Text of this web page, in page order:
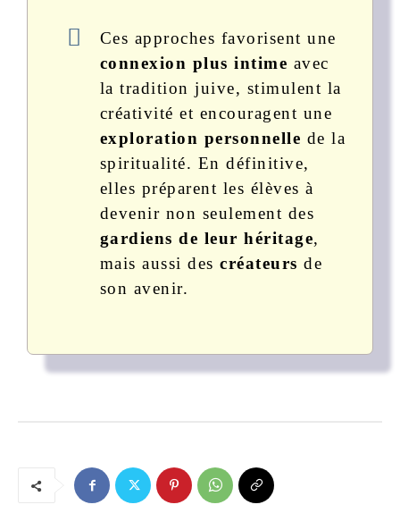
Ces approches favorisent une
connexion plus intime avec
la tradition juive, stimulent la
créativité et encouragent une
exploration personnelle de la
spiritualité. En définitive,
elles préparent les élèves à
devenir non seulement des
gardiens de leur héritage,
mais aussi des créateurs de
son avenir.